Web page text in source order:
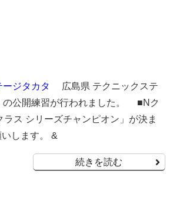
ジタカタ
広島県 テクニックステ
の公開練習が行われました。 ■Nク
ス シリーズチャンピオン」が決ま
します。 &
続きを読む